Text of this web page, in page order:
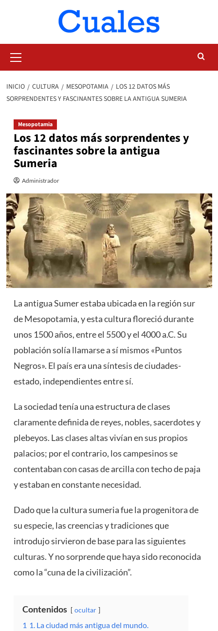
primario
INICIO CULTURA MESOPOTAMIA
LOS 12 DATOS MÁS
SORPRENDENTES Y FASCINANTES SOBRE LA ANTIGUA SUMERIA
Mesopotamia
Los 12 datos más sorprendentes y
fascinantes sobre la antigua
Sumeria
Administrador
La antigua Sumer estaba ubicada en la región sur
de Mesopotamia, y esta cultura floreció durante
unos 1500 años, entre el 5500 y el 4000 a.C. Su
población solía llamarse a sí mismos «Puntos
Negros». El país era una síntesis de ciudades-
estado, independientes entre sí.
La sociedad tenía una estructura de clases
claramente definida de reyes, nobles, sacerdotes y
plebeyos. Las clases altas vivían en sus propios
palacios; por el contrario, los campesinos se
contentaban con casas de arcilla con techo de paja
y estaban en constante necesidad.
Dado que la cultura sumeria fue la progenitora de
su especie, las creencias y tradiciones que
introdujo sirvieron de base para las siguientes
culturas. Y no sorprende que haya sido reconocida
como la “cuna de la civilización”.
Contenidos ocultar
1 1. La ciudad más antigua del mundo.